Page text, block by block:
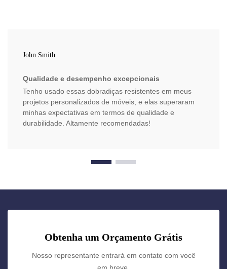
John Smith
Qualidade e desempenho excepcionais
Tenho usado essas dobradiças resistentes em meus
projetos personalizados de móveis, e elas superaram
minhas expectativas em termos de qualidade e
durabilidade. Altamente recomendadas!
Obtenha um Orçamento Grátis
Nosso representante entrará em contato com você